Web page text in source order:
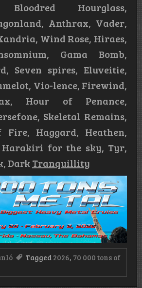
Bloodred Hourglass,
Anthrax, Vader,
Wind Rose, Hiraes,
Gama Bomb,
Seven spires, Eluveitie,
Vio-lence, Firewind,
Hour of Penance,
Skeletal Remains,
Fire, Haggard, Heathen,
Harakiri for the sky, Tyr,
Dark Tranquillity
Tagged 2026, 70 000 tons of